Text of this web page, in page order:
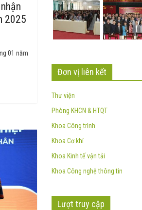
2025
01 năm
Đơn vị liên kết
Thư viện
Phòng KHCN & HTQT
Khoa Công trình
Khoa Cơ khí
Khoa Kinh tế vận tải
Khoa Công nghệ thông tin
Lượt truy cập